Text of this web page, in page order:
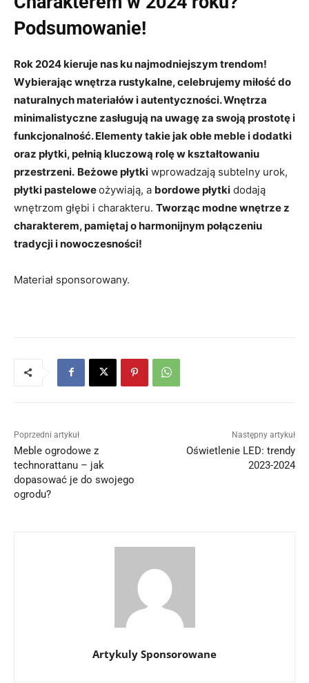
Podsumowanie!
Rok 2024 kieruje nas ku najmodniejszym trendom!
Wybierającwnętrza rustykalne, celebrujemy miłość do
naturalnych materiałów i autentyczności. Wnętrza
minimalistyczne zasługują na uwagę za swoją prostotę i
funkcjonalność. Elementy takie jak obłe meble i dodatki
oraz płytki, pełnią kluczową rolę w kształtowaniu
przestrzeni. Beżowe płytki wprowadzają subtelny urok,
płytki pasteloweożywiają, a bordowe płytki dodają
wnętrzom głębi i charakteru. Tworząc modne wnętrze z
charakterem, pamiętaj o harmonijnym połączeniu
tradycji i nowoczesności!
Materiał sponsorowany.
Poprzedni artykuł
Meble ogrodowe z
technorattanu – jak
dopasować je do swojego
ogrodu?
Następny artykuł
Oświetlenie LED: trendy
2023-2024
Artykuly Sponsorowane